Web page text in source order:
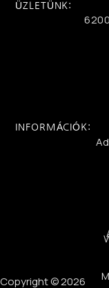
ÜZLETÜNK:
INFORMÁCIÓK:
Copyright © 2026